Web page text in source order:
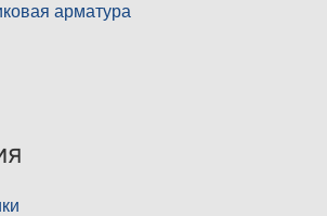
арматура